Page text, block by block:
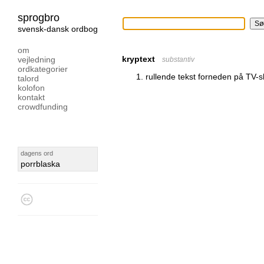
sprogbro
svensk-dansk ordbog
om
vejledning
ordkategorier
talord
kolofon
kontakt
crowdfunding
dagens ord
porrblaska
kryptext substantiv
rullende tekst forneden på TV-